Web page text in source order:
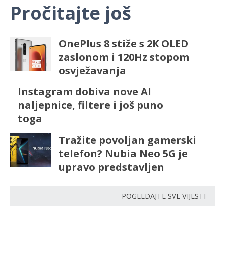
Pročitajte još
OnePlus 8 stiže s 2K OLED
zaslonom i 120Hz stopom
osvježavanja
Instagram dobiva nove AI
naljepnice, filtere i još puno
toga
Tražite povoljan gamerski
telefon? Nubia Neo 5G je
upravo predstavljen
POGLEDAJTE SVE VIJESTI